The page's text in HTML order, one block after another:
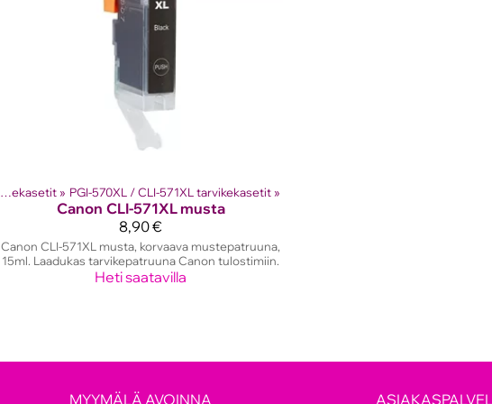
Canon mustekasetit ‪» PGI-570XL / CLI-571XL tarvikekasetit ‪»
Canon CLI-571XL musta
8,90 €
Canon CLI-571XL musta, korvaava mustepatruuna,
15ml. Laadukas tarvikepatruuna Canon tulostimiin.
Heti saatavilla
MYYMÄLÄ AVOINNA